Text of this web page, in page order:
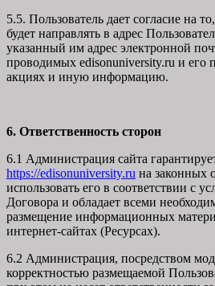
5.5. Пользователь дает согласие на
будет направлять в адрес
указанный им адрес электронной
проводимых edisonuniversity.ru и его
акциях и иную информацию.
6. Ответственность сторон
6.1 Администрация сайта
https://edisonuniversity.ru на законных
использовать его в соответствии с
Договора и обладает всеми
размещение информационных
интернет-сайтах (Ресурсах).
6.2 Администрация, посредством
корректностью размещаемой